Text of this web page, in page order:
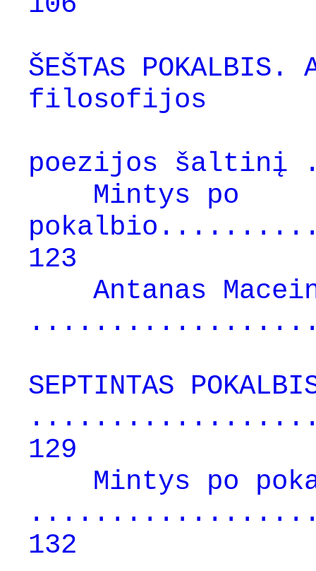
ŠEŠTAS
filosofijos
poezijos
Mintys po
123
Antanas
SEPTINTAS
129
Mintys po
132